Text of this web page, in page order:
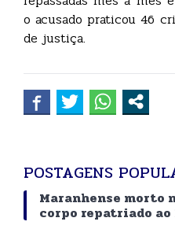
o acusado praticou 46
de justiça.
POSTAGENS
Maranhense morto
corpo repatriado